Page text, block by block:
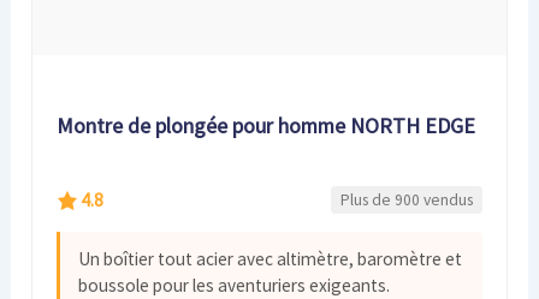
Montre de plongée pour homme NORTH EDGE
4.8 Plus de 900 vendus
Un boîtier tout acier avec altimètre, baromètre et
boussole pour les aventuriers exigeants.